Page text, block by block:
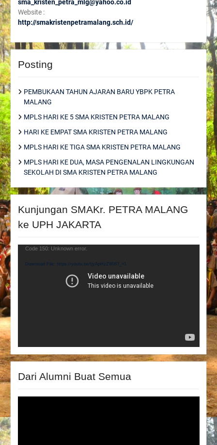
sma_kristen_petra_mlg@yahoo.co.id
Website :
http://smakristenpetramalang.sch.id/
Posting
PEMBUKAAN TAHUN AJARAN BARU YBPK PETRA
MALANG
MPLS HARI KE 5 SMA KRISTEN PETRA MALANG
HARI KE EMPAT SMA KRISTEN PETRA MALANG
MPLS HARI KE TIGA SMA KRISTEN PETRA MALANG
MPLS HARI KE DUA, MASA PENGENALAN LINGKUNGAN
SEKOLAH DI SMA KRISTEN PETRA MALANG
Kunjungan SMAKr. PETRA MALANG
ke UPH JAKARTA
Video
Code 150: Unknown error.
Download File: https://youtu.be/tjyApHzZWi8?_=1
Dari Alumni Buat Semua